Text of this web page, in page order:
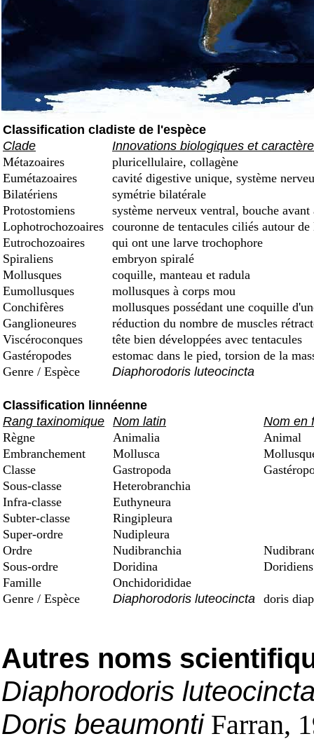
Classification cladiste de l'espèce
Clade
Innovations biologiques et
Métazoaires
pluricellulaire, collagène
Eumétazoaires
cavité digestive unique, système
Bilatériens
symétrie bilatérale
Protostomiens
système nerveux ventral, bouche avant
Lophotrochozoaires couronne de tentacules ciliés autour de
Eutrochozoaires
qui ont une larve trochophore
Spiraliens
embryon spiralé
Mollusques
coquille, manteau et radula
Eumollusques
mollusques à corps mou
Conchifères
mollusques possédant une coquille
Ganglioneures
réduction du nombre de muscles
Viscéroconques
tête bien développées avec tentacules
Gastéropodes
estomac dans le pied, torsion de la
Genre / Espèce
Diaphorodoris luteocincta
Classification linnéenne
Rang taxinomique Nom latin
Nom en
Règne
Animalia
Animal
Embranchement
Mollusca
Classe
Gastropoda
Sous-classe
Heterobranchia
Infra-classe
Euthyneura
Subter-classe
Ringipleura
Super-ordre
Nudipleura
Ordre
Nudibranchia
Sous-ordre
Doridina
Doridiens
Famille
Onchidorididae
Genre / Espèce
Diaphorodoris luteocincta doris
Autres noms
Diaphorodoris
Doris beaumontiFarran,